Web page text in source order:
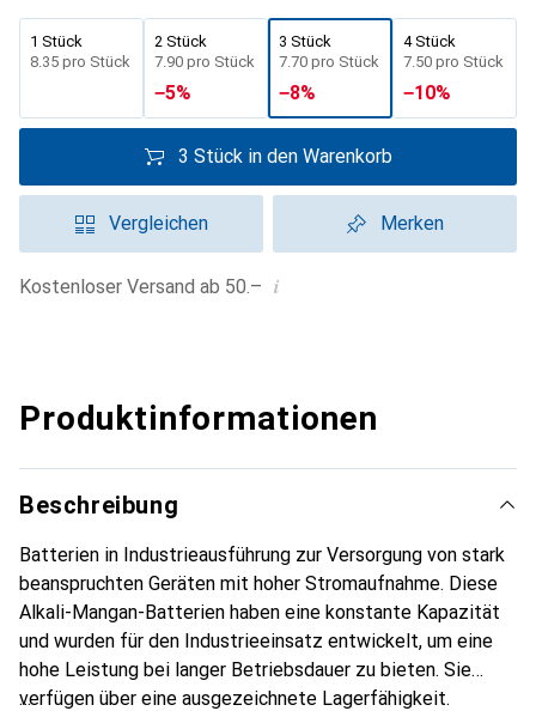
1 Stück
CHF
8.35 pro Stück
2 Stück
CHF
7.90 pro Stück
−5%
3 Stück
CHF
7.70 pro Stück
−8%
4 Stück
CHF
7.50 pro Stück
−10%
3 Stück in den Warenkorb
Vergleichen Merken
Kostenloser Versand ab 50.– i
Produktinformationen
Beschreibung
Batterien in Industrieausführung zur Versorgung von stark
beanspruchten Geräten mit hoher Stromaufnahme. Diese
Alkali-Mangan-Batterien haben eine konstante Kapazität
und wurden für den Industrieeinsatz entwickelt, um eine
hohe Leistung bei langer Betriebsdauer zu bieten. Sie
verfügen über eine ausgezeichnete Lagerfähigkeit.